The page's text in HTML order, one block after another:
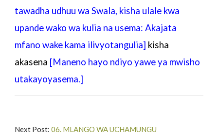
tawadha udhuu wa Swala, kisha ulale kwa
upande wako wa kulia na usema: Akajata
mfano wake kama ilivyotangulia] kisha
akasena [Maneno hayo ndiyo yawe ya mwisho
utakayoyasema.]
Next Post: 06. MLANGO WA UCHAMUNGU